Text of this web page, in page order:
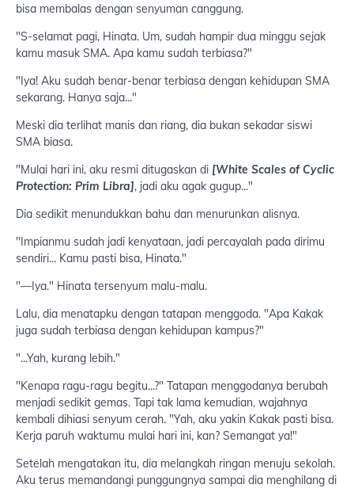
bisa membalas dengan senyuman canggung.
"S-selamat pagi, Hinata. Um, sudah hampir dua minggu sejak
kamu masuk SMA. Apa kamu sudah terbiasa?"
"Iya! Aku sudah benar-benar terbiasa dengan kehidupan SMA
sekarang. Hanya saja..."
Meski dia terlihat manis dan riang, dia bukan sekadar siswi
SMA biasa.
"Mulai hari ini, aku resmi ditugaskan di [White Scales of Cyclic
Protection: Prim Libra], jadi aku agak gugup..."
Dia sedikit menundukkan bahu dan menurunkan alisnya.
"Impianmu sudah jadi kenyataan, jadi percayalah pada dirimu
sendiri... Kamu pasti bisa, Hinata."
"—Iya." Hinata tersenyum malu-malu.
Lalu, dia menatapku dengan tatapan menggoda. "Apa Kakak
juga sudah terbiasa dengan kehidupan kampus?"
"...Yah, kurang lebih."
"Kenapa ragu-ragu begitu...?" Tatapan menggodanya berubah
menjadi sedikit gemas. Tapi tak lama kemudian, wajahnya
kembali dihiasi senyum cerah. "Yah, aku yakin Kakak pasti bisa.
Kerja paruh waktumu mulai hari ini, kan? Semangat ya!"
Setelah mengatakan itu, dia melangkah ringan menuju sekolah.
Aku terus memandangi punggungnya sampai dia menghilang di